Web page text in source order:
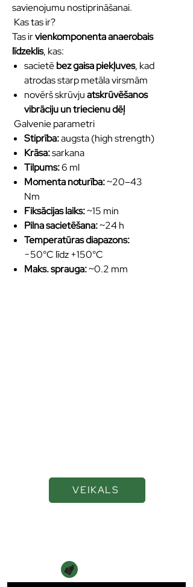
savienojumu nostiprināšanai.
Kas tas ir?
Tas irvienkomponenta anaerobais
līdzeklis, kas:
sacietēbez gaisa piekļuves, kad
atrodas starp metāla virsmām
novērš skrūvjuatskrūvēšanos
vibrāciju un triecienu dēļ
Galvenie parametri
Stiprība:augsta (high strength)
Krāsa:sarkana
Tilpums:6 ml
Momenta noturība:~20–43
Nm
Fiksācijas laiks:~15 min
Pilna sacietēšana:~24 h
Temperatūras diapazons:
−50°C līdz +150°C
Maks. sprauga:~0.2 mm
VEIKALS